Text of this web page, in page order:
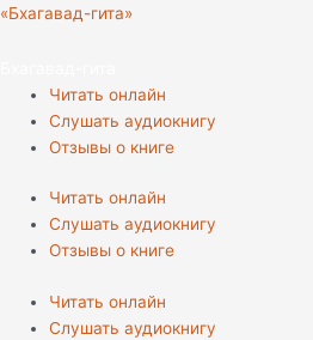
Перейти
«Бхагавад-гита»
Читать онлайн
Слушать аудиокнигу
Отзывы о книге
Читать онлайн
Слушать аудиокнигу
Отзывы о книге
Читать онлайн
Слушать аудиокнигу